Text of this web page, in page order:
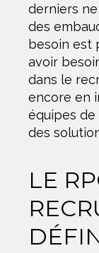
derniers
des
besoin est
avoir
dans le
encore en
équipes de
des
LE